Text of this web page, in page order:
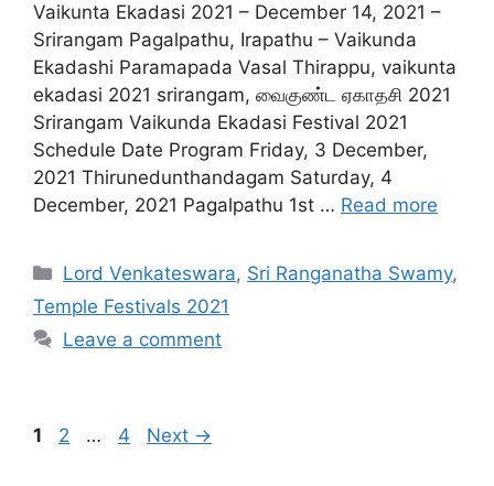
Vaikunta Ekadasi 2021 – December 14, 2021 –
Srirangam Pagalpathu, Irapathu – Vaikunda
Ekadashi Paramapada Vasal Thirappu, vaikunta
ekadasi 2021 srirangam, வைகுண்ட ஏகாதசி 2021
Srirangam Vaikunda Ekadasi Festival 2021
Schedule Date Program Friday, 3 December,
2021 Thirunedunthandagam Saturday, 4
December, 2021 Pagalpathu 1st … Read more
Categories
Lord Venkateswara, Sri Ranganatha Swamy,
Temple Festivals 2021
Leave a comment
Page
1 Page
2 … Page
4 Next →